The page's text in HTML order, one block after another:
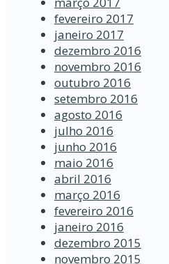
fevereiro 2017
janeiro 2017
dezembro 2016
novembro 2016
outubro 2016
setembro 2016
agosto 2016
julho 2016
junho 2016
maio 2016
abril 2016
março 2016
fevereiro 2016
janeiro 2016
dezembro 2015
novembro 2015